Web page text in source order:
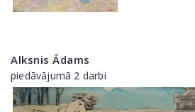
Alksnis Ādams
piedāvājumā 2 darbi